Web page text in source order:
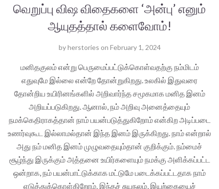
வெறுப்பு விஷ விதைகளை ‘அன்பு’ எனும்
ஆயுதத்தால் களைவோம்!
byherstories on February 1, 2024
மனிதகுலம் என்று பெருமைப்பட்டுக்கொள்வதற்கு நம்மிடம்
எதுவுமே இல்லை என்றே தோன்றுகிறது. உலகில் இதுவரை
தோன்றிய உயிரினங்களில் அறிவார்ந்த சமூகமாக மனித இனம்
அறியப்படுகிறது. ஆனால், நம் அறிவு அனைத்தையும்
நமக்கெதிராகத்தான் நாம் பயன்படுத்துகிறோம் என்கிற அடிப்படை
உணர்வுகூட இல்லாமல்தான் இந்த இனம் இருக்கிறது. நாம் என்றால்
அது நம் மனித இனம் முழுவதையும்தான் குறிக்கும். நம்மைச்
சூழ்ந்து இருக்கும் அத்தனை உயிர்களையும் நமக்கு அளிக்கப்பட்ட
ஒன்றாக, நம் பயன்பாட்டுக்காக மட்டுமே படைக்கப்பட்டதாக நாம்
எடுத்துக்கொள்கிறோம். இந்தச் சுயநலம், இயற்கையைச்